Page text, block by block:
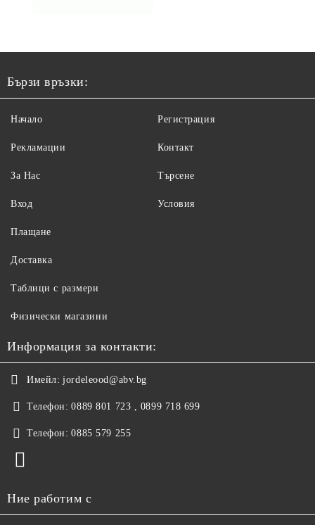
Бързи връзки:
Начало
Рекламации
За Нас
Вход
Регистрация
Контакт
Търсене
Условия
Плащане
Доставка
Таблици с размери
Физически магазини
Информация за контакти:
Имейл: jordeleood@abv.bg
Телефон: 0889 801 723 , 0899 718 699
Телефон: 0885 579 255
Ние работим с